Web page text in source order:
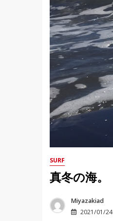
SURF
真冬の海。
Miyazakiad
2021/01/24